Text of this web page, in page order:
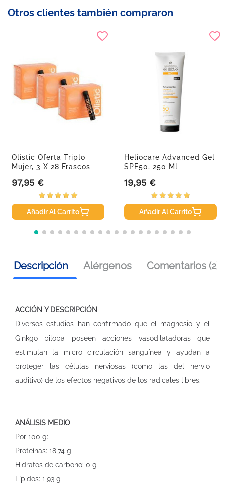
Otros clientes también compraron
Olistic Oferta Triplo
Mujer, 3 X 28 Frascos
Precio
97,95 €
Añadir Al Carrito
Heliocare Advanced Gel
SPF50, 250 Ml
Precio
19,95 €
Añadir Al Carrito
Descripción Alérgenos Comentarios (2)
ACCIÓN Y DESCRIPCIÓN
Diversos estudios han confirmado que el magnesio y el
Ginkgo biloba poseen acciones vasodilatadoras que
estimulan la micro circulación sanguínea y ayudan a
proteger las células nerviosas (como las del nervio
auditivo) de los efectos negativos de los radicales libres.
ANÁLISIS MEDIO
Por 100 g:
Proteínas: 18,74 g
Hidratos de carbono: 0 g
Lípidos: 1,93 g